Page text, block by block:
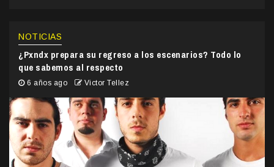
NOTICIAS
¿Pxndx prepara su regreso a los escenarios? Todo lo
que sabemos al respecto
6 años ago Victor Tellez